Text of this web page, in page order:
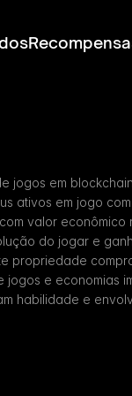
jogos em
ativos em jogo
valor econômico
do jogar e
propriedade
e economias
habilidade e